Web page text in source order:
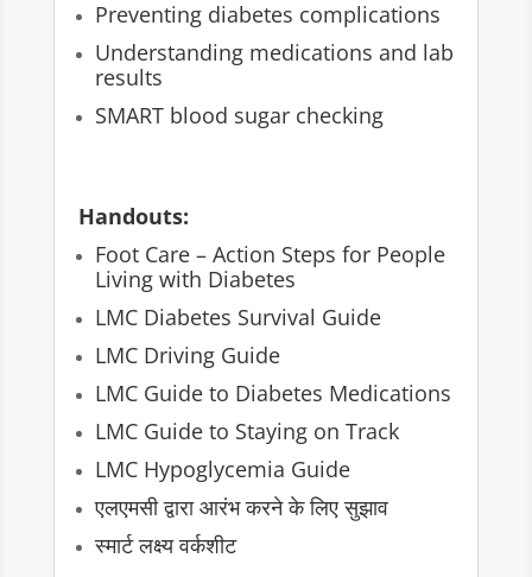
Preventing diabetes complications
Understanding medications and lab
results
SMART blood sugar checking
Handouts:
Foot Care – Action Steps for People
Living with Diabetes
LMC Diabetes Survival Guide
LMC Driving Guide
LMC Guide to Diabetes Medications
LMC Guide to Staying on Track
LMC Hypoglycemia Guide
एलएमसी द्वारा आरंभ करने के लिए सुझाव
स्मार्ट लक्ष्य वर्कशीट